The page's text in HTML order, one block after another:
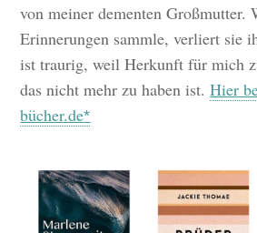
von meiner dementen Großmutter.
Erinnerungen sammle, verliert sie
ist traurig, weil Herkunft für mich
das nicht mehr zu haben ist.Hier
bücher.de